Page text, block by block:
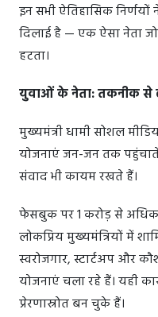
इन सभी ऐतिहासिक निर्णयों
दिलाई है — एक ऐसा नेता
हटता।
युवाओं के नेता: तकनीक से
मुख्यमंत्री धामी सोशल
योजनाएं जन-जन तक
संवाद भी कायम रखते हैं।
फेसबुक पर 1 करोड़ से
लोकप्रिय मुख्यमंत्रियों में
स्वरोजगार, स्टार्टअप और
योजनाएं चला रहे हैं। यही
प्रेरणास्रोत बन चुके हैं।